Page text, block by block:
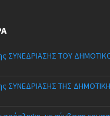
ΣΥΝΕΔΡΙΑΣΗΣ ΤΟΥ
ΣΥΝΕΔΡΙΑΣΗΣ ΤΗΣ